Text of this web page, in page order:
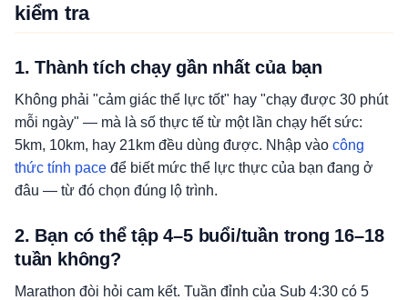
kiểm tra
1. Thành tích chạy gần nhất của bạn
Không phải "cảm giác thể lực tốt" hay "chạy được 30 phút
mỗi ngày" — mà là số thực tế từ một lần chạy hết sức:
5km, 10km, hay 21km đều dùng được. Nhập vào công
thức tính pace để biết mức thể lực thực của bạn đang ở
đâu — từ đó chọn đúng lộ trình.
2. Bạn có thể tập 4–5 buổi/tuần trong 16–18
tuần không?
Marathon đòi hỏi cam kết. Tuần đỉnh của Sub 4:30 có 5